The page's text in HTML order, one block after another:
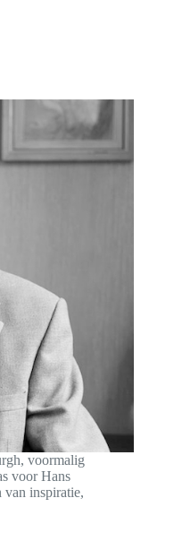
voormalig
voor Hans
van inspiratie,